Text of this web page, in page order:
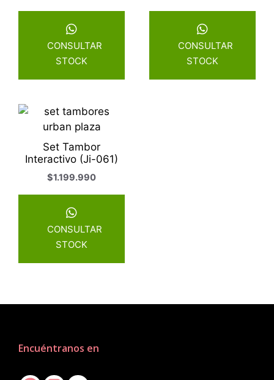
CONSULTAR
STOCK
CONSULTAR
STOCK
Set Tambor
Interactivo (Ji-061)
$1.199.990
CONSULTAR
STOCK
Encuéntranos en